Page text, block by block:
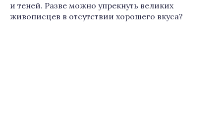
и теней. Разве можно упрекнуть великих
живописцев в отсутствии хорошего вкуса?